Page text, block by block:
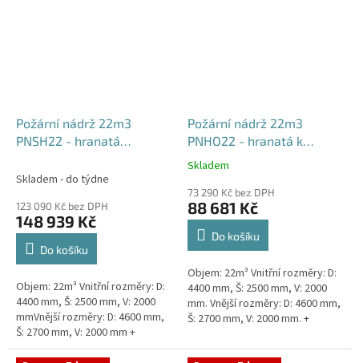
Požární nádrž 22m3
PNSH22 - hranatá
Skladem - do týdne
123 090 Kč bez DPH
148 939 Kč
Do košíku
Objem: 22m³ Vnitřní rozměry: D:
4400 mm, Š: 2500 mm, V: 2000
mmVnější rozměry: D: 4600 mm,
Š: 2700 mm, V: 2000 mm +
komínek Běžná doba dodání 2-3
Požární nádrž 22m3
PNHO22 - hranatá k
obetonování
Průměrné
produktu
je
5,0
hvězdiček.
Skladem
73 290 Kč bez DPH
88 681 Kč
Do košíku
Objem: 22m³ Vnitřní rozměry: D:
4400 mm, Š: 2500 mm, V: 2000
mm. Vnější rozměry: D: 4600 mm,
Š: 2700 mm, V: 2000 mm. +
týdny od objednávky....